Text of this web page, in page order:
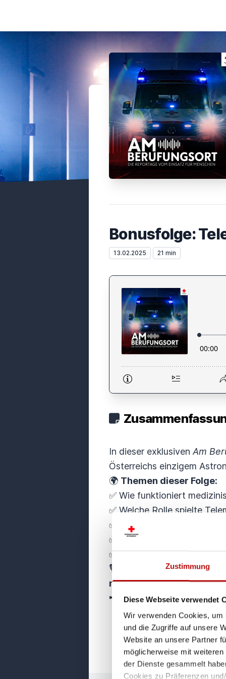
Zustimmung
Diese Webseite verwendet
Wir verwenden Cookies,
und die Zugriffe auf unsere
Website an unsere Partner
möglicherweise mit
der Dienste gesammelt
Cookies zu Präferenzen
Bonusfolge:
13.02.2025 21 min
In dieser exklusiven Am
Österreichs einzigem
🌍 Themen dieser Folge:
✅ Wie funktioniert
✅ Welche Rolle spielte
✅ Welche
✅ Welche Erkenntnisse
✅ Wie könnte Telemedizin
🎙️
„Man kommuniziert
muss man sich oft selbst
📢
Jetzt reinhören &